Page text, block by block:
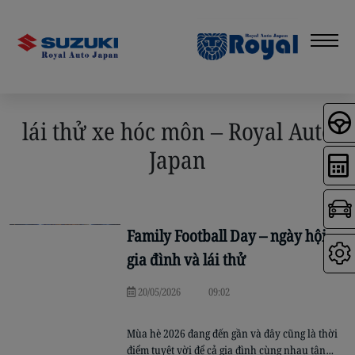
lái thử xe hóc môn – Royal Auto
Japan
Family Football Day – ngày hội
gia đình và lái thử
20/05/2026 09:02
Mùa hè 2026 đang đến gần và đây cũng là thời
điểm tuyệt vời để cả gia đình cùng nhau tận